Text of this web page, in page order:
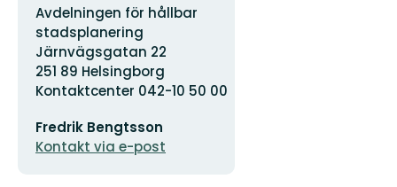
Avdelningen för hållbar
stadsplanering
Järnvägsgatan 22
251 89 Helsingborg
Kontaktcenter 042-10 50 00
postadress
Fredrik Bengtsson
Kontakt via e-post